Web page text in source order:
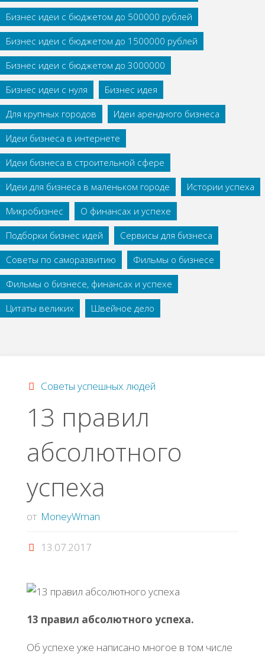
Бизнес идеи с бюджетом до 500000 рублей
Бизнес идеи с бюджетом до 1500000 рублей
Бизнес идеи с бюджетом до 3000000
Бизнес идеи с нуля
Бизнес идея
Для крупных городов
Идеи арендного бизнеса
Идеи бизнеса в интернете
Идеи бизнеса в строительной сфере
Идеи для бизнеса в маленьком городе
Истории успеха
Микробизнес
О финансах и успехе
Подборки бизнес идей
Сервисы для бизнеса
Советы по саморазвитию
Фильмы о бизнесе
Фильмы о бизнесе, финансах и успехе
Цитаты великих
Швейное дело
Советы успешных людей
13 правил
абсолютного
успеха
от MoneyWman
13.07.2017
13 правил абсолютного успеха.
Об успехе уже написано многое в том числе